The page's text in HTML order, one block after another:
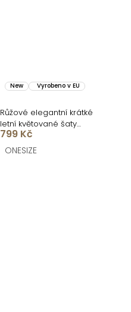
New Vyrobeno v EU
Růžové elegantní krátké
letní květované šaty
VENSIA
799 Kč
ONESIZE